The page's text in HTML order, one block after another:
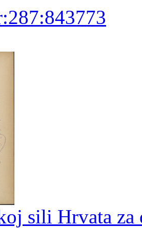
sili Hrvata za